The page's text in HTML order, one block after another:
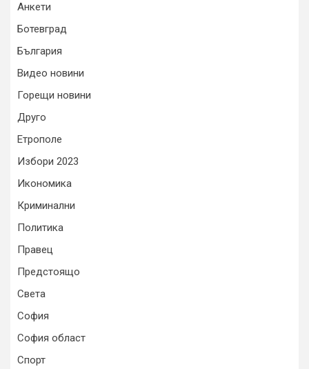
Анкети
Ботевград
България
Видео новини
Горещи новини
Друго
Етрополе
Избори 2023
Икономика
Криминални
Политика
Правец
Предстоящо
Света
София
София област
Спорт